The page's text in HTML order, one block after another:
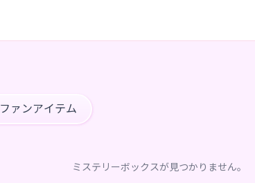
ファンアイテム
ミステリーボックスが見つかりません。